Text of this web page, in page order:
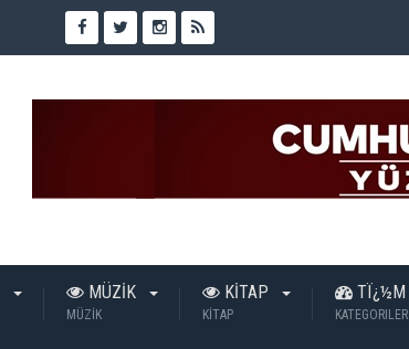
MÜZİK
MÜZİK
KİTAP
KİTAP
TÏ¿½M
KATEGORILER